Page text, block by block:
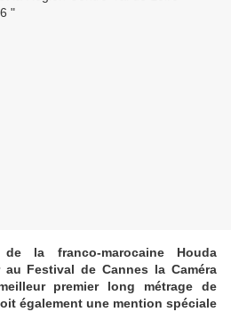
la franco-marocaine Houda
au Festival de Cannes la Caméra
premier long métrage de
également une mention spéciale